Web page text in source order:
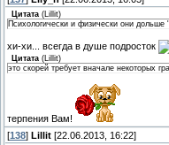
Цитата (Lillit)
Психологически и физически они дольше
хи-хи... всегда в душе подросток
Цитата (Lillit)
это скорей требует вначале некоторых
терпения Вам!
[138] Lillit [22.06.2013, 16:22]